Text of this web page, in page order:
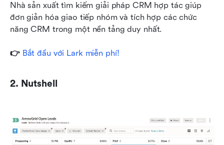
Nhà sản xuất tìm kiếm giải pháp CRM hợp tác giúp
đơn giản hóa giao tiếp nhóm và tích hợp các chức
năng CRM trong một nền tảng duy nhất.
👉 Bắt đầu với Lark miễn phí!
2. Nutshell